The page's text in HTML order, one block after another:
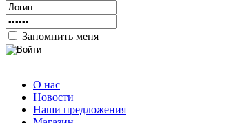
Запомнить меня
О нас
Новости
Наши предложения